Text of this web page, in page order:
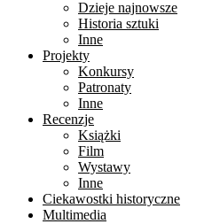
Dzieje najnowsze
Historia sztuki
Inne
Projekty
Konkursy
Patronaty
Inne
Recenzje
Książki
Film
Wystawy
Inne
Ciekawostki historyczne
Multimedia